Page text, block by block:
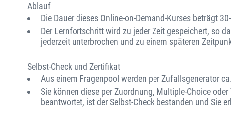
Ablauf
Die Dauer dieses Online-on-Demand-Kurses beträgt
Der Lernfortschritt wird zu jeder Zeit gespeichert, so
jederzeit unterbrochen und zu einem späteren
Selbst-Check und Zertifikat
Aus einem Fragenpool werden per Zufallsgenerator
Sie können diese per Zuordnung, Multiple-Choice
beantwortet, ist der Selbst-Check bestanden und Sie